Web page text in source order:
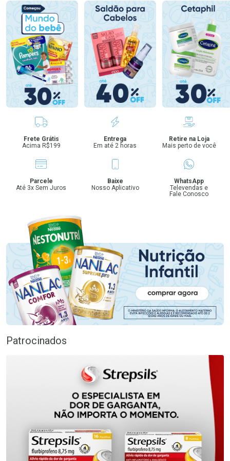
Benefícios
Frete Grátis
Acima R$199
Entrega
Em até 2 horas
Retire na Loja
Mais perto de você
Parcele
Até 3x Sem Juros
Baixe
Nosso Aplicativo
WhatsApp
Televendas e
Fale Conosco
Patrocinados